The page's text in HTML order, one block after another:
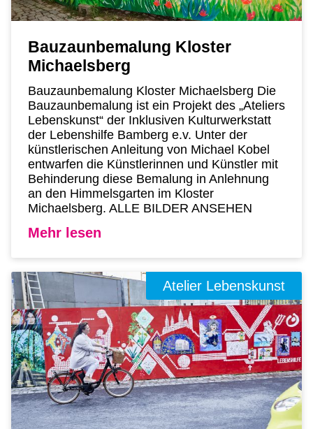
Bauzaunbemalung Kloster
Michaelsberg
Bauzaunbemalung Kloster Michaelsberg Die
Bauzaunbemalung ist ein Projekt des „Ateliers
Lebenskunst“ der Inklusiven Kulturwerkstatt
der Lebenshilfe Bamberg e.v. Unter der
künstlerischen Anleitung von Michael Kobel
entwarfen die Künstlerinnen und Künstler mit
Behinderung diese Bemalung in Anlehnung
an den Himmelsgarten im Kloster
Michaelsberg. ALLE BILDER ANSEHEN
Mehr lesen
Atelier Lebenskunst